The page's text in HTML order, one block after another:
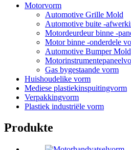
Motorvorm
Automotive Grille Mold
Automotive buite -
Motordeurdeur binne -
Motor binne -onderdele
Automotive Bumper Mold
Gas bygestaande vorm
Huishoudelike vorm
Mediese plastiekinspuitingvorm
Verpakkingvorm
Plastiek industriële vorm
Produkte